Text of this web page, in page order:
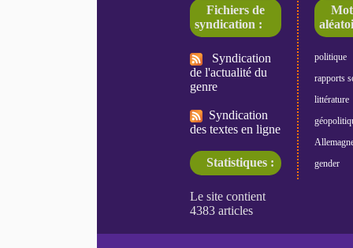
Fichiers de
syndication :
Syndication
de l'actualité du
genre
Syndication
des textes en ligne
Statistiques :
politique
rapports
littérature
gender